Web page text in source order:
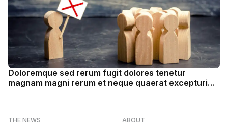
Doloremque sed rerum fugit dolores tenetur
magnam magni rerum et neque quaerat excepturi
THE NEWS ABOUT